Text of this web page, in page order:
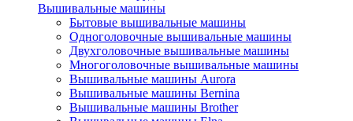
Вышивальные машины
Бытовые вышивальные машины
Одноголовочные вышивальные машины
Двухголовочные вышивальные машины
Многоголовочные вышивальные машины
Вышивальные машины Aurora
Вышивальные машины Bernina
Вышивальные машины Brother